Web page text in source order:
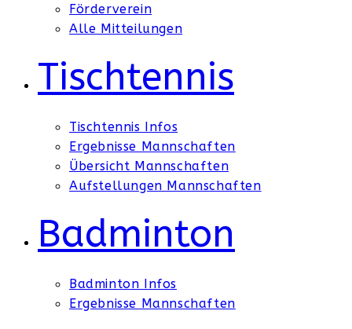
Förderverein
Alle Mitteilungen
Tischtennis
Tischtennis Infos
Ergebnisse Mannschaften
Übersicht Mannschaften
Aufstellungen Mannschaften
Badminton
Badminton Infos
Ergebnisse Mannschaften